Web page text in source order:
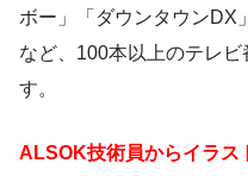
ボー」「ダウンタウンDX
など、100本以上のテレ
す。
ALSOK技術員からイラス